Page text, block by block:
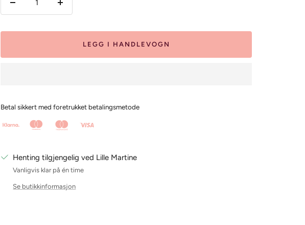
LEGG I HANDLEVOGN
Betal sikkert med foretrukket betalingsmetode
Henting tilgjengelig ved Lille Martine
Vanligvis klar på én time
Se butikkinformasjon